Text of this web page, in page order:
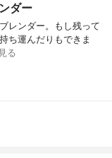
ダー
レンダー。もし残って
ち運んだりもできま
る